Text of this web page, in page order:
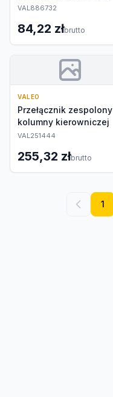
VAL886732
84,22 złbrutto
VALEO
Przełącznik zespolony
kolumny kierowniczej
VAL251444
255,32 złbrutto
1